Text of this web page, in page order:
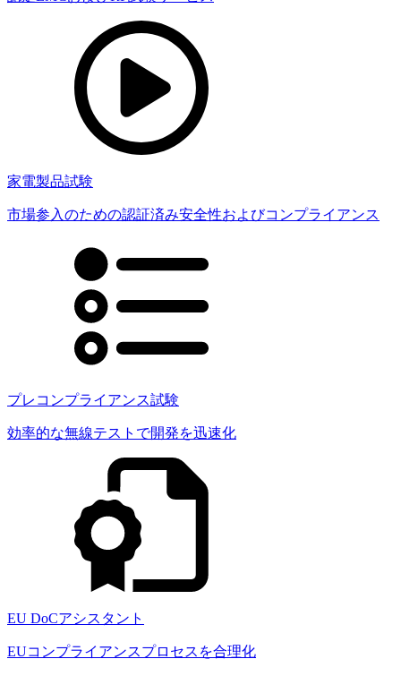
家電製品試験
市場参入のための認証済み安全性およびコンプライアンス
プレコンプライアンス試験
効率的な無線テストで開発を迅速化
EU DoCアシスタント
EUコンプライアンスプロセスを合理化